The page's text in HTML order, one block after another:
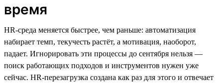
время
HR-среда меняется быстрее, чем раньше: автоматизация
набирает темп, текучесть растёт, а мотивация, наоборот,
падает. Игнорировать эти процессы до сентября нельзя —
поиск работающих подходов и инструментов нужен уже
сейчас. HR-перезагрузка создана как раз для этого и отвечает